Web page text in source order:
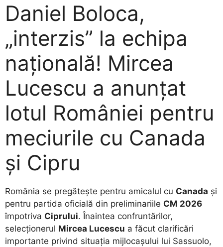
Daniel Boloca,
„interzis” la echipa
națională! Mircea
Lucescu a anunțat
lotul României pentru
meciurile cu Canada
și Cipru
România se pregătește pentru amicalul cu Canada și
pentru partida oficială din preliminariile CM 2026
împotriva Ciprului. Înaintea confruntărilor,
selecționerul Mircea Lucescu a făcut clarificări
importante privind situația mijlocașului lui Sassuolo,